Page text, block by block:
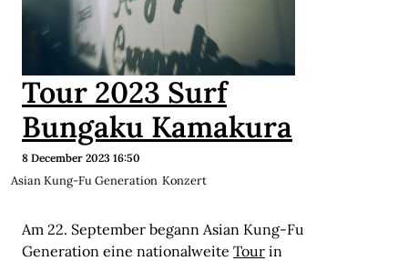
Tour 2023 Surf
Bungaku Kamakura
8 December 2023 16:50
Asian Kung-Fu Generation Konzert
Am 22. September begann Asian Kung-Fu
Generation eine nationalweite Tour in